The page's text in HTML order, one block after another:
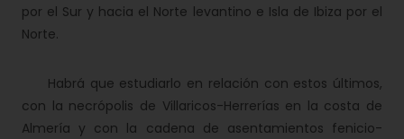
por el Sur y hacia el Norte levantino e Isla de Ibiza por el
Norte.
Habrá que estudiarlo en relación con estos últimos,
con la necrópolis de Villaricos-Herrerías en la costa de
Almería y con la cadena de asentamientos fenicio-